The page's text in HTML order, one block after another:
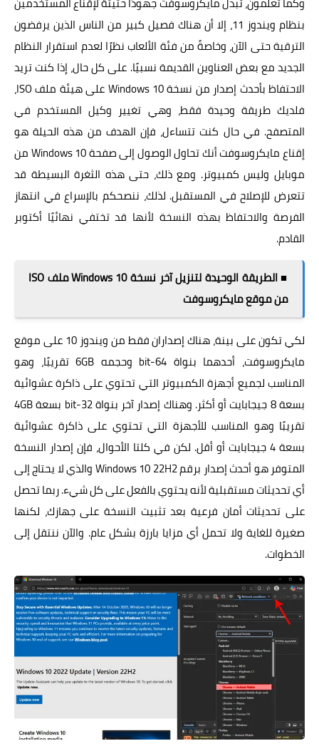
بنظام ويندوز 11، إلا أن هناك فصيل كبير من الناس الذين يرفضون
الترقية حتى الآن، وخاصةً من فئة الألعاب نظرًا لعدم استقرار النظام
الجديد مع بعض العناوين القديمة نسبيًا. على كل حال، إذا كنت تريد
الاحتفاظ بأحدث إصدار من نسخة Windows 10 على هيئة ملف ISO،
فلديك طريقة وحيدة فقط، وهي تغيير وكيل المستخدم في
المتصفح. في حال كنت تتساءل، فإن الهدف من هذه الحيلة هو
إقناع مايكروسوفت أنك تحاول الوصول إلى صفحة Windows 10 من
موبايل وليس كمبيوتر. ومع ذلك، حتى هذه الثغرة البسيطة قد
تتعرض للإصلاح في المستقبل. لذلك، ننصحكم بالإسراع في انتهاز
الفرصة والاحتفاظ بهذه النسخة لأنها قد تختفي نهائيًا أكتوبر
القادم.
■ الطريقة الوحيدة لتنزيل آخر نسخة Windows 10 ملف ISO
من موقع مايكروسوفت
لكي تكون على بينة، هناك إصداران فقط من ويندوز 10 على موقع
مايكروسوفت، أحدهما بنواة 64-bit وحجمه 6GB تقريبًا، وهو
المناسب لجميع أجهزة الكمبيوتر التي تحتوي على ذاكرة عشوائية
بسعة 8 جيجابايت أو أكثر. وهناك إصدار آخر بنواة 32-bit بسعة 4GB
تقريبًا وهو المناسب للأجهزة التي تحتوي على ذاكرة عشوائية
بسعة 4 جيجابايت أو أقل. لكن في كلتا الأحوال، فإن إصدار النسخة
المتوفر هو أحدث إصدار برقم Windows 10 22H2 والذي لا يحتاج إلى
أي تحديثات مستقبلية لأنه يحتوي بالفعل على كل شيء. ربما تحصل
على تحديثات أمان فرعية بعد تثبيت النسخة على جهازك، لكنها
صغيرة للغاية ولا تحمل أي مزايا بارزة بشكل عام. والآن ننتقل إلى
الخطوات.